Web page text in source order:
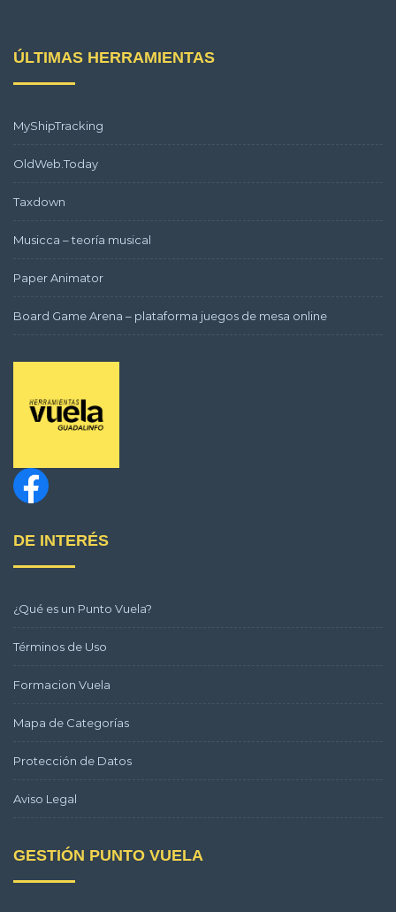
ÚLTIMAS HERRAMIENTAS
MyShipTracking
OldWeb.Today
Taxdown
Musicca – teoría musical
Paper Animator
Board Game Arena – plataforma juegos de mesa online
DE INTERÉS
¿Qué es un Punto Vuela?
Términos de Uso
Formacion Vuela
Mapa de Categorías
Protección de Datos
Aviso Legal
GESTIÓN PUNTO VUELA